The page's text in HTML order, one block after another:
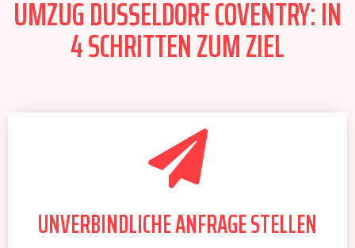
UMZUG DÜSSELDORF COVENTRY: IN
4 SCHRITTEN ZUM ZIEL
UNVERBINDLICHE ANFRAGE STELLEN